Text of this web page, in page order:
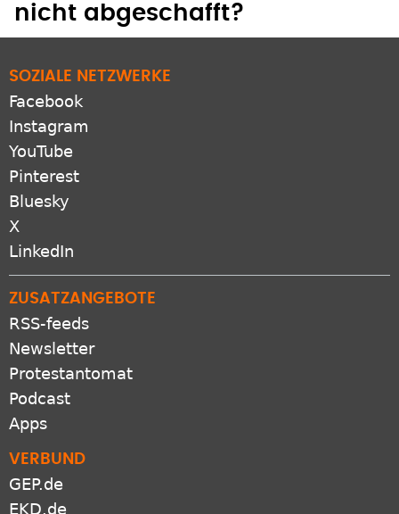
nicht abgeschafft?
SOZIALE NETZWERKE
Facebook
Instagram
YouTube
Pinterest
Bluesky
X
LinkedIn
ZUSATZANGEBOTE
RSS-feeds
Newsletter
Protestantomat
Podcast
Apps
VERBUND
GEP.de
EKD.de